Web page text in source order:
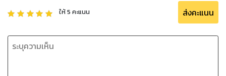
‘เอ็งเป็นผู้ใดกันถึงได้มายืนหลบซ่อนอยู่หลังต้นไม้ ต้นนี้’
----------------------------------------------------
ให้5 คะแนน ส่งคะแนน